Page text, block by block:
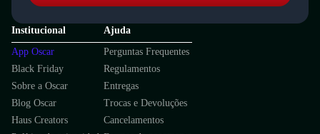
Institucional
App Oscar
Black Friday
Sobre a Oscar
Blog Oscar
Haus Creators
Ajuda
Perguntas Frequentes
Regulamentos
Entregas
Trocas e Devoluções
Cancelamentos